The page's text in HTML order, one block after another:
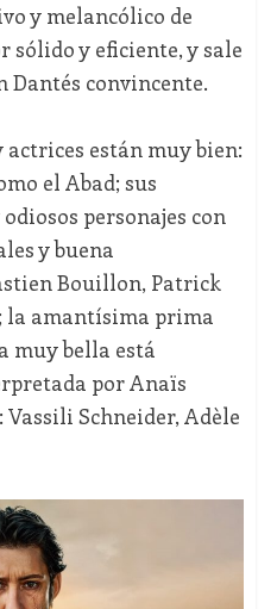
y melancólico de
sólido y eficiente, y sale
Dantés convincente.
actrices están muy bien:
el Abad; sus
personajes con
y buena
Bouillon, Patrick
amantísima prima
muy bella está
por Anaïs
Schneider, Adèle